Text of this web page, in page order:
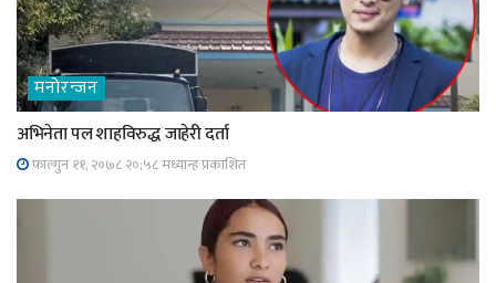
मनोरन्जन
अभिनेता पल शाहविरुद्ध जाहेरी दर्ता
फाल्गुन ११, २०७८ २०;५८ मध्यान्ह प्रकाशित